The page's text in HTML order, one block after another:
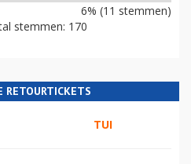
6% (11 stemmen)
stemmen: 170
RETOURTICKETS
TUI